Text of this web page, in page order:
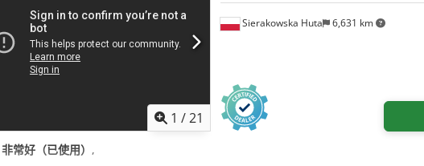
1 /21
Sierakowska Huta 6,631 km
非常好（已使用） ,